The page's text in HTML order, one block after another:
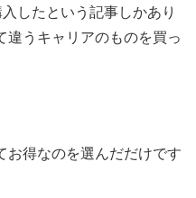
したという記事しかあり
違うキャリアのものを買っ
お得なのを選んだだけです